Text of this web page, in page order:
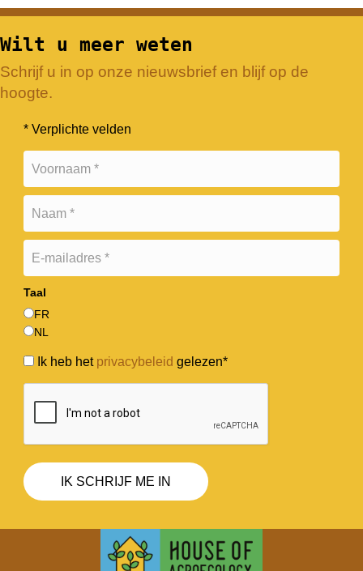
Slide group 1
Slide group 2
Slide group 3
Slide group 4
Slide group 5
Wilt u meer weten
Schrijf u in op onze nieuwsbrief en blijf op de
hoogte.
* Verplichte velden
Taal
FR
NL
Ik heb het privacybeleid gelezen*